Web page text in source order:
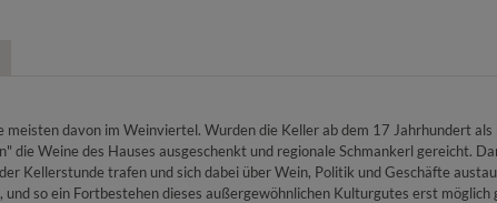
davon im Weinviertel. Wurden die Keller ab dem 17 Jahrhundert
die Weine des Hauses ausgeschenkt und regionale Schmankerl gereicht.
Kellerstunde trafen und sich dabei über Wein, Politik und Geschäfte
so ein Fortbestehen dieses außergewöhnlichen Kulturgutes erst